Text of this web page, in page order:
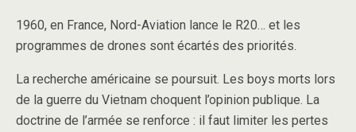
1960, en France, Nord-Aviation lance le R20… et les
programmes de drones sont écartés des priorités.
La recherche américaine se poursuit. Les boys morts lors
de la guerre du Vietnam choquent l’opinion publique. La
doctrine de l’armée se renforce : il faut limiter les pertes